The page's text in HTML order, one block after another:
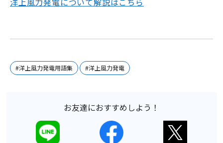
#洋上風力発電用語集 #洋上風力発電
お友達におすすめしよう！